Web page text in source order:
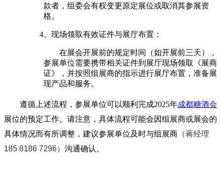
款者，组委会有权变更原定展位或取消其参展资
格‌。
4、现场领取有效证件与展厅布置‌：
在展会开展前的规定时间（如开展前三天），
参展单位需要携带相关证件到展厅现场领取《展商
证》，并按照组展商的指示进行展厅布置，准备展
现产品和服务‌。
遵循上述流程，参展单位可以顺利完成2025年成都糖酒会
展位的预定工作。请注意，具体流程可能会因组展商或展会的
具体情况而有所调整，建议参展单位及时与组展商 （蒋经理
185 8186 7296） 沟通确认‌。